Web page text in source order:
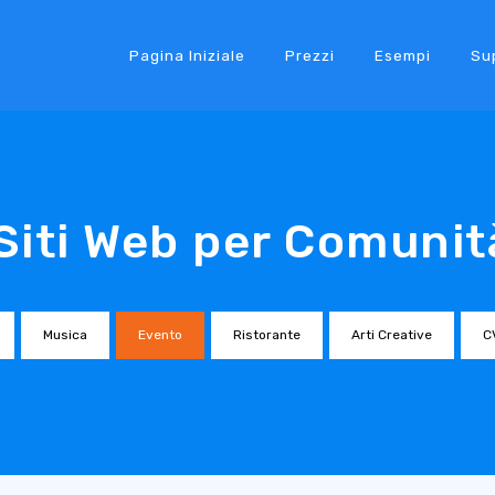
Pagina Iniziale Prezzi Esempi
Web per
Musica Evento Ristorante Arti Creative